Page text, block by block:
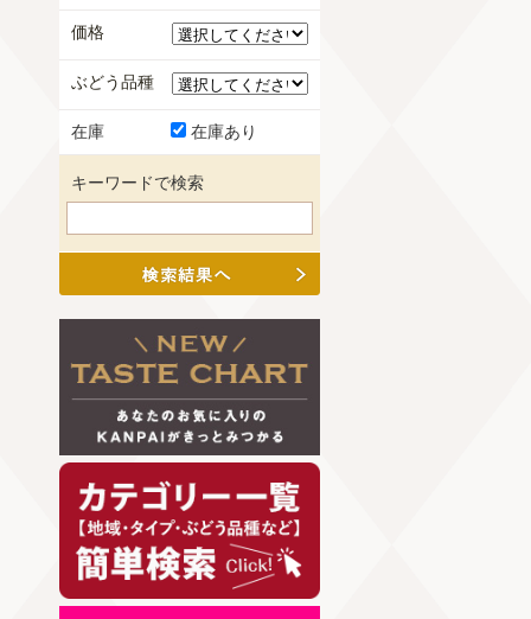
価格
ぶどう品種
在庫 在庫あり
キーワードで検索